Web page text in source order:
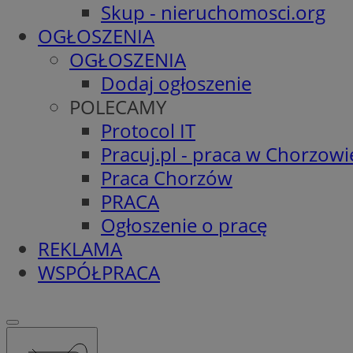
Skup - nieruchomosci.org
OGŁOSZENIA
OGŁOSZENIA
Dodaj ogłoszenie
POLECAMY
Protocol IT
Pracuj.pl - praca w
Praca Chorzów
PRACA
Ogłoszenie o pracę
REKLAMA
WSPÓŁPRACA